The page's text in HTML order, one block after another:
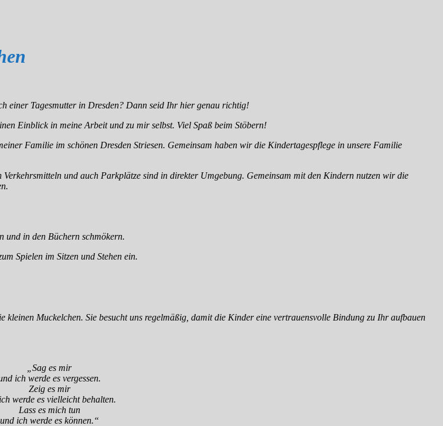
einer Tagesmutter in Dresden? Dann seid Ihr hier genau richtig!
Einblick in meine Arbeit und zu mir selbst. Viel Spaß beim Stöbern!
Familie im schönen Dresden Striesen. Gemeinsam haben wir die Kindertagespflege in unsere Familie
und auch Parkplätze sind in direkter Umgebung. Gemeinsam mit den Kindern nutzen wir die
und in den Büchern schmökern.
Spielen im Sitzen und Stehen ein.
Muckelchen. Sie besucht uns regelmäßig, damit die Kinder eine vertrauensvolle Bindung zu Ihr aufbauen
„Sag es mir
ich werde es vergessen.
Zeig es mir
werde es vielleicht behalten.
Lass es mich tun
und ich werde es können.“